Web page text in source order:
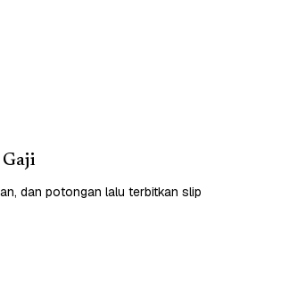
dan potongan lalu terbitkan slip